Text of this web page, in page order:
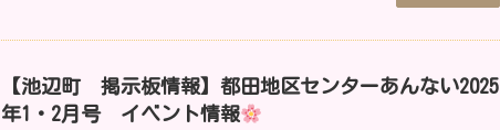
【池辺町 掲示板情報】都田地区センターあんない2025
年1・2月号 イベント情報